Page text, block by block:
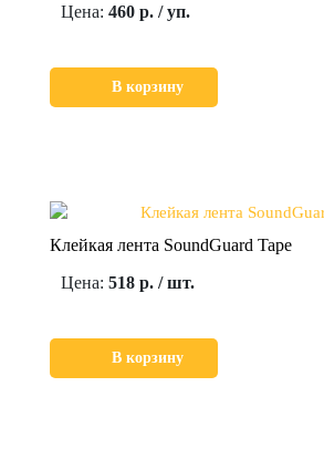
Цена: 460 р. / уп.
В корзину
Клейкая лента SoundGuard Tape
Цена: 518 р. / шт.
В корзину